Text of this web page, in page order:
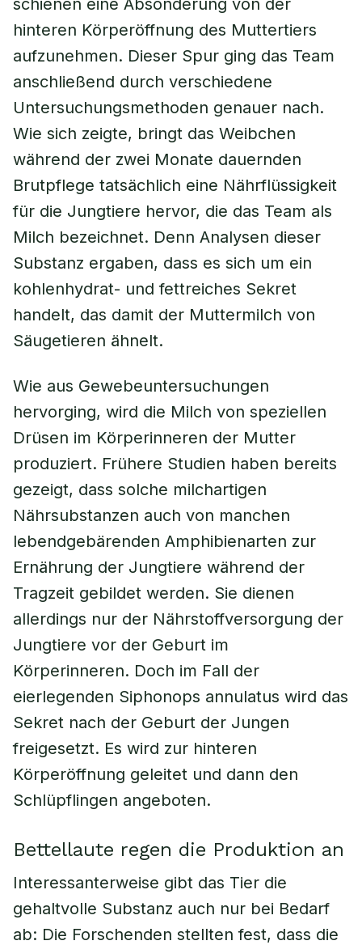
schienen eine Absonderung von der
hinteren Körperöffnung des Muttertiers
aufzunehmen. Dieser Spur ging das Team
anschließend durch verschiedene
Untersuchungsmethoden genauer nach.
Wie sich zeigte, bringt das Weibchen
während der zwei Monate dauernden
Brutpflege tatsächlich eine Nährflüssigkeit
für die Jungtiere hervor, die das Team als
Milch bezeichnet. Denn Analysen dieser
Substanz ergaben, dass es sich um ein
kohlenhydrat- und fettreiches Sekret
handelt, das damit der Muttermilch von
Säugetieren ähnelt.
Wie aus Gewebeuntersuchungen
hervorging, wird die Milch von speziellen
Drüsen im Körperinneren der Mutter
produziert. Frühere Studien haben bereits
gezeigt, dass solche milchartigen
Nährsubstanzen auch von manchen
lebendgebärenden Amphibienarten zur
Ernährung der Jungtiere während der
Tragzeit gebildet werden. Sie dienen
allerdings nur der Nährstoffversorgung der
Jungtiere vor der Geburt im
Körperinneren. Doch im Fall der
eierlegenden Siphonops annulatus wird das
Sekret nach der Geburt der Jungen
freigesetzt. Es wird zur hinteren
Körperöffnung geleitet und dann den
Schlüpflingen angeboten.
Bettellaute regen die Produktion an
Interessanterweise gibt das Tier die
gehaltvolle Substanz auch nur bei Bedarf
ab: Die Forschenden stellten fest, dass die